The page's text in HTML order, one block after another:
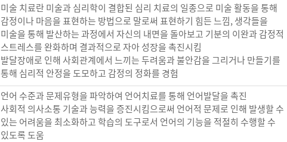
미술 치료란 미술과 심리학이 결합된 심리 치료의 일종으로 미술 활동을 통해
감정이나 마음을 표현하는 방법으로 말로써 표현하기 힘든 느낌, 생각들을
미술을 통해 발산하는 과정에서 자신의 내면을 돌아보고 기분의 이완과 감정적
스트레스를 완화하며 결과적으로 자아 성장을 촉진시킴
발달장애로 인해 사회관계에서 느끼는 두려움과 불안감을 그리거나 만들기를
통해 심리적 안정을 도모하고 감정의 정화를 경험
언어 수준과 문제유형을 파악하여 언어치료를 통해 언어발달을 촉진
사회적 의사소통 기술과 능력을 증진시킴으로써 언어적 문제로 인해 발생할 수
있는 어려움을 최소화하고 학습의 도구로서 언어의 기능을 적절히 수행할 수
있도록 도움